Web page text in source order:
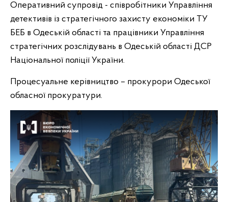
Оперативний супровід - співробітники Управління
детективів із стратегічного захисту економіки ТУ
БЕБ в Одеській області та працівники Управління
стратегічних розслідувань в Одеській області ДСР
Національної поліції України.
Процесуальне керівництво – прокурори Одеської
обласної прокуратури.